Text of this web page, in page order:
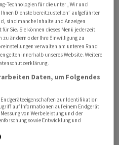
Technologien für die unter „Wir und
Dienste bereitzustellen“ aufgeführten
sind manche Inhalte und Anzeigen
Sie. Sie können dieses Menü jederzeit
zu ändern oder Ihre Einwilligung zu
verwalten am unteren Rand
gelten innerhalb unseres Website. Weitere
Daten, um Folgendes
zur Identifikation
auf Informationen auf einem Endgerät.
von Werbeleistung und der
sowie Entwicklung und